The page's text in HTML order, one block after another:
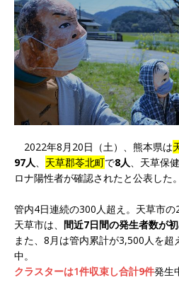
2022年8月20日（土）、熊本県は
97人
天草郡苓北町で8人 、天草保
ロナ陽性者が確認されたと公表した。
管内4日連続の300人超え。天草市の
天草市は、 間近7日間の発生者数が
また、8月は管内累計が3,500人を
中。
クラスターは1件収束し合計9件発生